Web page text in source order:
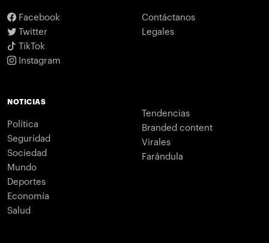
Facebook
Twitter
TikTok
Instagram
Contáctanos
Legales
NOTICIAS
Política
Seguridad
Sociedad
Mundo
Deportes
Economía
Salud
Tendencias
Branded content
Virales
Farándula